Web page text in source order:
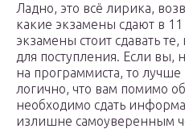
Ладно, это всё лирика,
какие экзамены сдают в
экзамены стоит сдавать
для поступления. Если вы,
на программиста, то лучше
логично, что вам помимо
необходимо сдать
излишне самоуверенным